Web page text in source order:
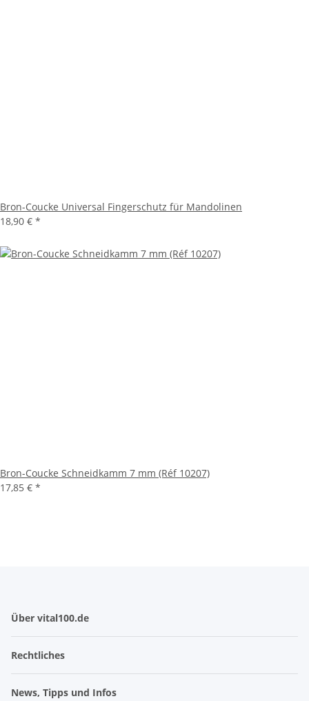
Bron-Coucke Universal Fingerschutz für Mandolinen
18,90 € *
Bron-Coucke Schneidkamm 7 mm (Réf 10207)
17,85 € *
Über vital100.de
Rechtliches
News, Tipps und Infos